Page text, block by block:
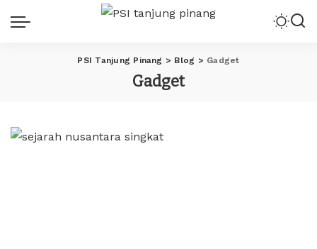
PSI Tanjung Pinang > Blog > Gadget
Gadget